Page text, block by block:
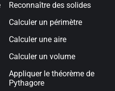
Reconnaître des solides
Calculer un périmètre
Calculer une aire
Calculer un volume
Appliquer le théorème de
Pythagore